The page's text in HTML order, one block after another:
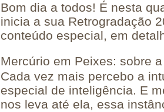
Bom dia a todos! É nesta
inicia a sua Retrogradação
conteúdo especial, em
Mercúrio em Peixes: sobre
Cada vez mais percebo a
especial de inteligência. E
nos leva até ela, essa